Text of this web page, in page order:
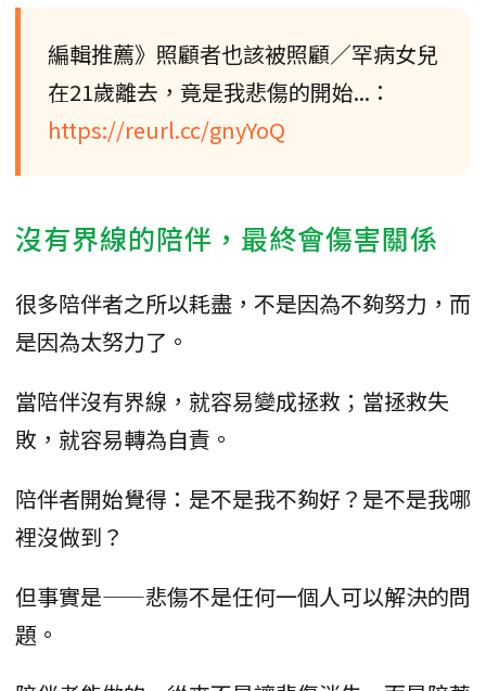
編輯推薦》照顧者也該被照顧／罕病女兒
在21歲離去，竟是我悲傷的開始...：
https://reurl.cc/gnyYoQ
沒有界線的陪伴，最終會傷害關係
很多陪伴者之所以耗盡，不是因為不夠努力，而
是因為太努力了。
當陪伴沒有界線，就容易變成拯救；當拯救失
敗，就容易轉為自責。
陪伴者開始覺得：是不是我不夠好？是不是我哪
裡沒做到？
但事實是——悲傷不是任何一個人可以解決的問
題。